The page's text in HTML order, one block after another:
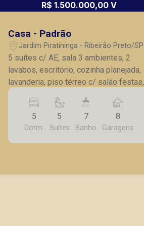
R$ 1.500.000,00 V
Casa - Padrão
Jardim Piratininga - Ribeirão Preto/SP
5 suítes c/ AE, sala 3 ambientes, 2
lavabos, escritório, cozinha planejada,
lavanderia, piso térreo c/ salão festas,
área lazer c/ piscina, sauna e
vestiários, hidromassagem, 8 vagas de
garagem.
5
Dorm.
5
Suítes
7
Banho
8
Garagens